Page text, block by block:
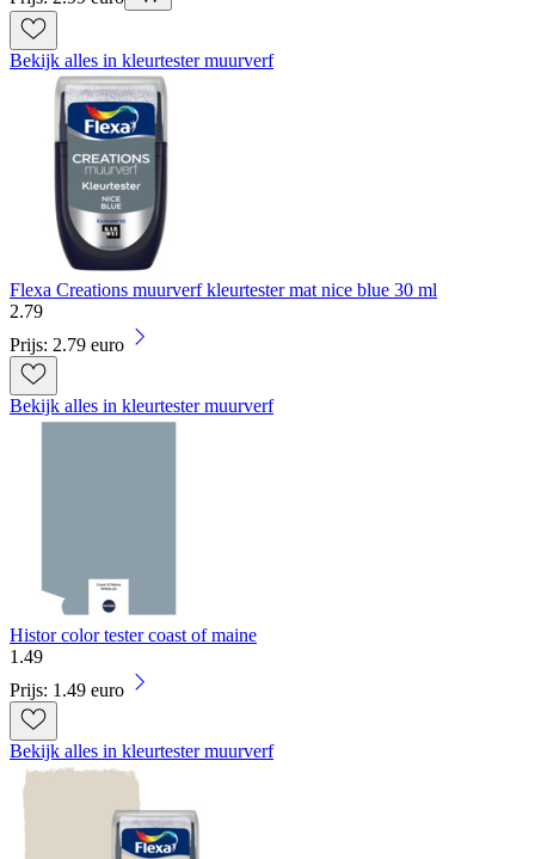
Bekijk alles in kleurtester muurverf
Flexa Creations muurverf kleurtester mat nice blue 30 ml
2.79
Prijs: 2.79 euro
Bekijk alles in kleurtester muurverf
Histor color tester coast of maine
1 .49
Prijs: 1.49 euro
Bekijk alles in kleurtester muurverf